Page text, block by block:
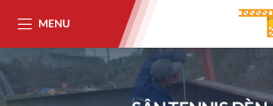
MENU